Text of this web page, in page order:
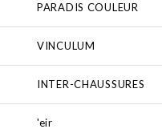
PARADIS COULEUR
VINCULUM
INTER-CHAUSSURES
'eir